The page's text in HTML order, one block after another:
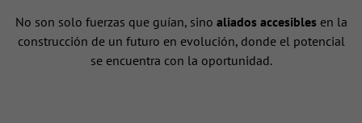
No son solo fuerzas que guían, sino aliados accesiblesen la
construcción de un futuro en evolución, donde el potencial
se encuentra con la oportunidad.